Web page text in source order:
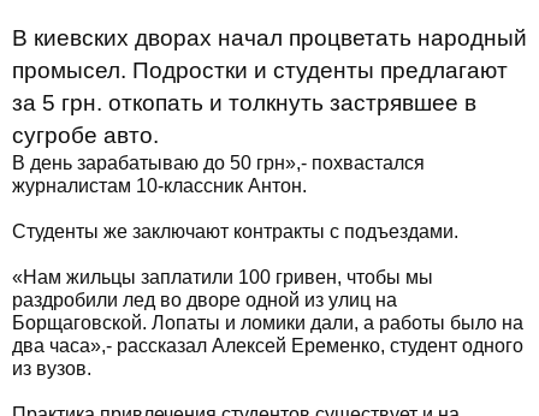
В киевских дворах начал процветать народный
промысел. Подростки и студенты предлагают
за 5 грн. откопать и толкнуть застрявшее в
сугробе авто.
В день зарабатываю до 50 грн»,- похвастался
журналистам 10-классник Антон.
Студенты же заключают контракты с подъездами.
«Нам жильцы заплатили 100 гривен, чтобы мы
раздробили лед во дворе одной из улиц на
Борщаговской. Лопаты и ломики дали, а работы было на
два часа»,- рассказал Алексей Еременко, студент одного
из вузов.